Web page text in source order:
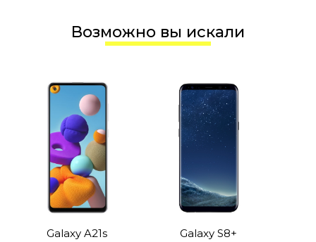
Возможно вы искали
Galaxy A21s Galaxy S8+